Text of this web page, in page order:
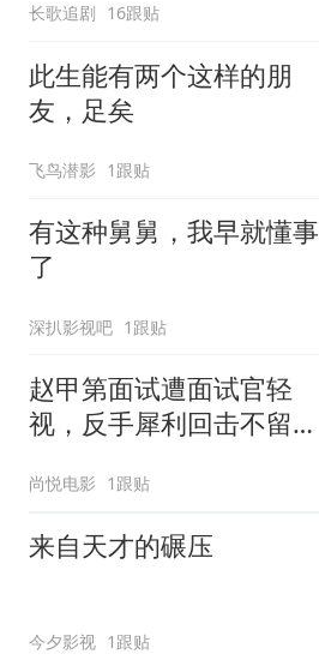
长歌追剧 16跟贴
此生能有两个这样的朋
友，足矣
飞鸟潜影 1跟贴
有这种舅舅，我早就懂事
了
深扒影视吧 1跟贴
赵甲第面试遭面试官轻
视，反手犀利回击不留情
言
尚悦电影 1跟贴
来自天才的碾压
今夕影视 1跟贴